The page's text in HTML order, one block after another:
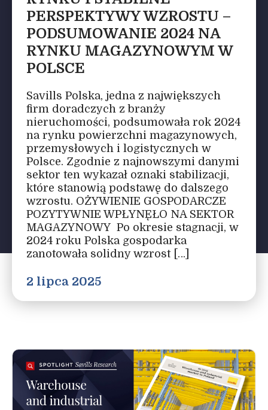
PERSPEKTYWY WZROSTU –
PODSUMOWANIE 2024 NA
RYNKU MAGAZYNOWYM W
POLSCE
Savills Polska, jedna z największych
firm doradczych z branży
nieruchomości, podsumowała rok 2024
na rynku powierzchni magazynowych,
przemysłowych i logistycznych w
Polsce. Zgodnie z najnowszymi danymi
sektor ten wykazał oznaki stabilizacji,
które stanowią podstawę do dalszego
wzrostu. OŻYWIENIE GOSPODARCZE
POZYTYWNIE WPŁYNĘŁO NA SEKTOR
MAGAZYNOWY Po okresie stagnacji, w
2024 roku Polska gospodarka
zanotowała solidny wzrost […]
2 lipca 2025